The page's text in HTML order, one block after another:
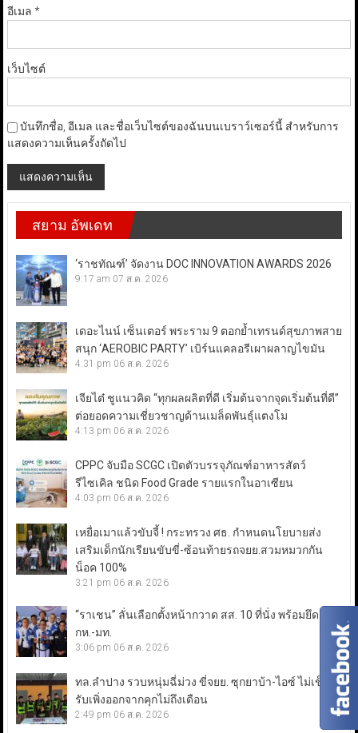
อีเมล *
เว็บไซต์
บันทึกชื่อ, อีเมล และชื่อเว็บไซต์ของฉันบนเบราว์เซอร์นี้ สำหรับการ
แสดงความเห็นครั้งถัดไป
สยาม อัพเดท
‘ราชทัณฑ์’ จัดงาน DOC INNOVATION AWARDS 2026
9:17 am 07 ส.ค. 2026
เดอะไนน์ เซ็นเตอร์ พระราม 9 ตอกย้ำเทรนด์สุขภาพสาย
สนุก ‘AEROBIC PARTY’ เบิร์นแคลอรีเผาผลาญไขมัน
4:31 pm 06 ส.ค. 2026
เจียไต๋ ชูแนวคิด “ทุกผลผลิตที่ดี เริ่มต้นจากจุดเริ่มต้นที่ดี”
ต่อยอดความเชี่ยวชาญด้านเมล็ดพันธุ์แตงโม
4:13 pm 06 ส.ค. 2026
CPPC จับมือ SCGC เปิดตัวบรรจุภัณฑ์อาหารสัตว์
รีไซเคิล ชนิด Food Grade รายแรกในอาเซียน
4:03 pm 06 ส.ค. 2026
เหยื่อเมาแล้วขับจี้ ! กระทรวง ศธ. กำหนดนโยบายส่ง
เสริมเด็กนักเรียนขับขี่-ซ้อนท้ายรถจยย.สวมหมวกกัน
น็อค 100%
3:21 pm 06 ส.ค. 2026
“ราเชน” ลั่นเลือกตั้งหน้ากวาด สส. 10 ที่นั่ง พร้อมยึดเก้าอี้
กห.-มท.
3:06 pm 06 ส.ค. 2026
ทล.ลำปาง รวบหนุ่มฉี่ม่วง ขี่จยย. ซุกยาบ้า-ไอซ์ ไม่เข็ด!
รับเพิ่งออกจากคุกไม่ถึงเดือน
2:49 pm 06 ส.ค. 2026